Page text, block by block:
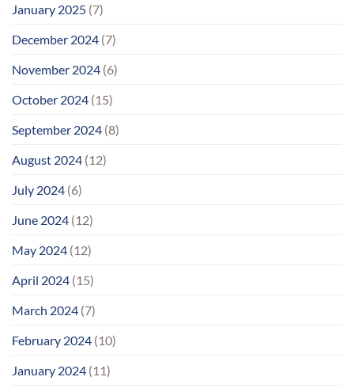
January 2025 (7)
December 2024 (7)
November 2024 (6)
October 2024 (15)
September 2024 (8)
August 2024 (12)
July 2024 (6)
June 2024 (12)
May 2024 (12)
April 2024 (15)
March 2024 (7)
February 2024 (10)
January 2024 (11)